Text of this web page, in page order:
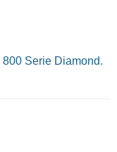
800 Serie Diamond.